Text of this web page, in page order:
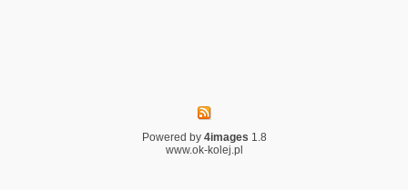
Powered by 4images 1.8
www.ok-kolej.pl